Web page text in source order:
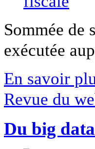
Sommée de
exécutée
En savoir
Revue du
Du big